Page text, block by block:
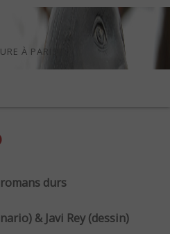
À PARIS
durs
& Javi Rey (dessin)